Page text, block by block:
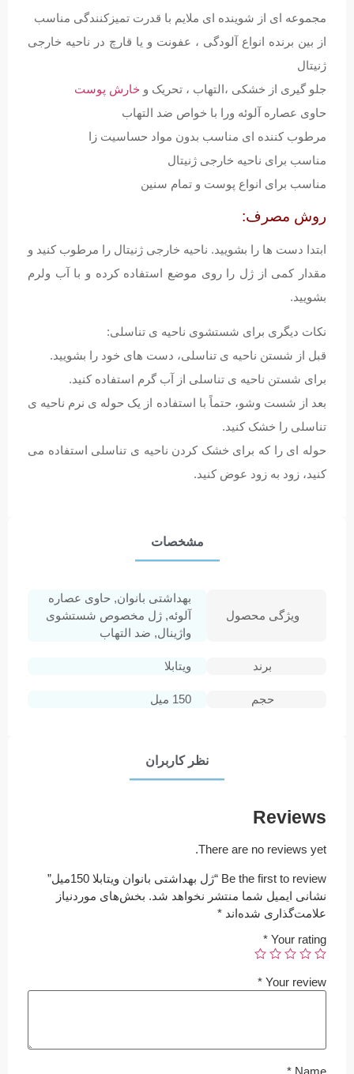
مجموعه ای از شوینده ای ملایم با قدرت تمیزکنندگی مناسب
از بین برنده انواع آلودگی ، عفونت و یا قارچ در ناحیه خارجی
ژنیتال
جلو گیری از خشکی ،التهاب ، تحریک و خارش پوست
حاوی عصاره آلوئه ورا با خواص ضد التهاب
مرطوب کننده ای مناسب بدون مواد حساسیت زا
مناسب برای ناحیه خارجی ژنیتال
مناسب برای انواع پوست و تمام سنین
روش مصرف:
ابتدا دست ها را بشویید. ناحیه خارجی ژنیتال را مرطوب کنید و
مقدار کمی از ژل را روی موضع استفاده کرده و با آب ولرم
بشویید.
نکات دیگری برای شستشوی ناحیه ی تناسلی:
قبل از شستن ناحیه ی تناسلی، دست های خود را بشویید.
برای شستن ناحیه ی تناسلی از آب گرم استفاده کنید.
بعد از شست وشو، حتماً با استفاده از یک حوله ی نرم ناحیه ی
تناسلی را خشک کنید.
حوله ای را که برای خشک کردن ناحیه ی تناسلی استفاده می
کنید، زود به زود عوض کنید.
مشخصات
ویژگی محصول
بهداشتی بانوان, حاوی عصاره
آلوئه, ژل مخصوص شستشوی
واژینال, ضد التهاب
برند ویتابلا
حجم 150 میل
نظر کاربران
Reviews
There are no reviews yet.
Be the first to review “ژل بهداشتی بانوان ویتابلا 150میل”
نشانی ایمیل شما منتشر نخواهد شد. بخش‌های موردنیاز
علامت‌گذاری شده‌اند *
Your rating
*
Your review
*